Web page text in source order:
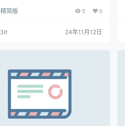
免拆卡刷固件包(亲测)
包(亲测)
简版 5 0
24年11月12日